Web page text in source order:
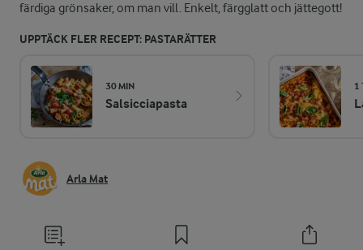
färdiga grönsaker, om man vill. Enkelt, färgglatt och jättegott!
UPPTÄCK FLER RECEPT: PASTARÄTTER
30 MIN
Salsicciapasta
1
Arla Mat